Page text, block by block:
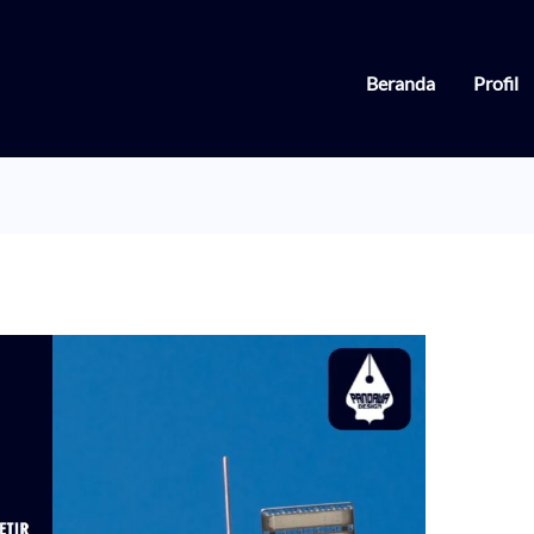
Beranda Profil